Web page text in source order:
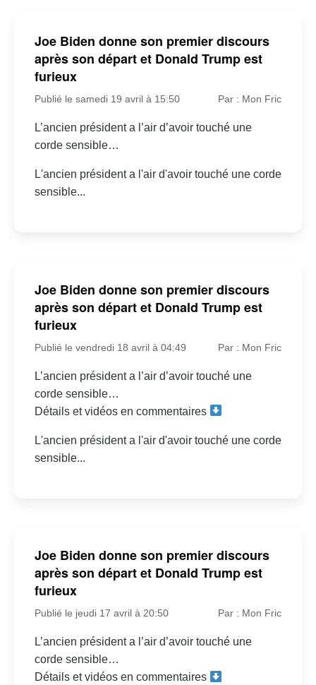
Joe Biden donne son premier discours
après son départ et Donald Trump est
furieux
Publié le samedi 19 avril à 15:50 Par : Mon Fric
L’ancien président a l’air d’avoir touché une
corde sensible…
L'ancien président a l'air d'avoir touché une corde
sensible...
Joe Biden donne son premier discours
après son départ et Donald Trump est
furieux
Publié le vendredi 18 avril à 04:49 Par : Mon Fric
L’ancien président a l’air d’avoir touché une
corde sensible…
Détails et vidéos en commentaires
L'ancien président a l'air d'avoir touché une corde
sensible...
Joe Biden donne son premier discours
après son départ et Donald Trump est
furieux
Publié le jeudi 17 avril à 20:50 Par : Mon Fric
L’ancien président a l’air d’avoir touché une
corde sensible…
Détails et vidéos en commentaires